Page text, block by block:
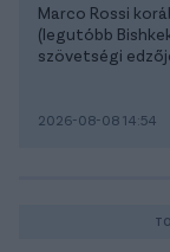
Marco Rossi
(legutóbb
szövetségi
2026-08-08 14:54